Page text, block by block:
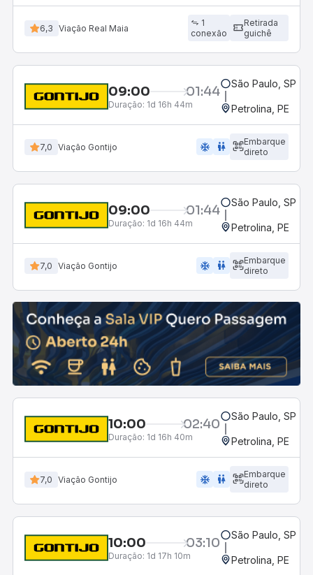
6,3 Viação Real Maia
1
conexão
Retirada
guichê
09:00 01:44
Duração: 1d 16h 44m
São Paulo, SP -
Petrolina, PE
7,0 Viação Gontijo ac_unit wc
Embarque
direto
09:00 01:44
Duração: 1d 16h 44m
São Paulo, SP -
Petrolina, PE
7,0 Viação Gontijo ac_unit wc
Embarque
direto
10:00 02:40
Duração: 1d 16h 40m
São Paulo, SP -
Petrolina, PE
7,0 Viação Gontijo ac_unit wc
Embarque
direto
10:00 03:10
Duração: 1d 17h 10m
São Paulo, SP -
Petrolina, PE